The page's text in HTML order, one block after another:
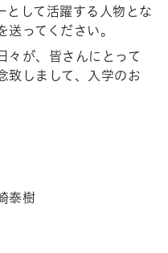
として活躍する人物とな
送ってください。
々が、皆さんにとって
致しまして、入学のお
樹